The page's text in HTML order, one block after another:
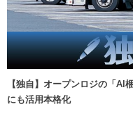
【独自】オープンロジの「AI
にも活用本格化